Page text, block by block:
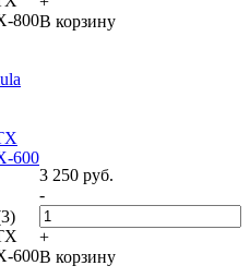
800В корзину
600
600
3 250 руб.
-
+
В корзину